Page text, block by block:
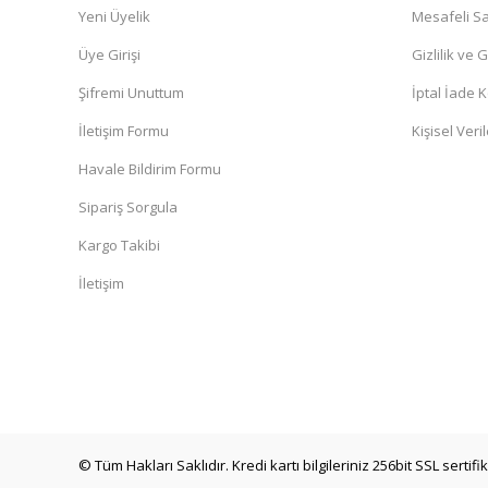
Yeni Üyelik
Üye Girişi
Şifremi Unuttum
İletişim Formu
Havale Bildirim Formu
Sipariş Sorgula
Kargo Takibi
İletişim
Mesafeli
Gizlilik ve
İptal İade
Kişisel
© Tüm Hakları Saklıdır. Kredi kartı bilgileriniz 256bit SSL